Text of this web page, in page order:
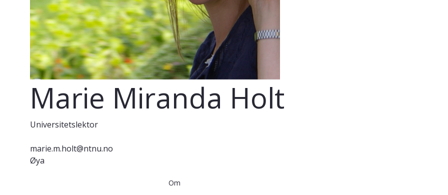
Marie Miranda Holt
Universitetslektor
marie.m.holt@ntnu.no
Øya
Om